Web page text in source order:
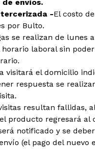
envíos.
-El costo
por Bulto.
se realizan de lunes
laboral sin
visitará el domicilio
respuesta se
resultan fallidas,
producto regresará al
notificado y se
(el pago del nuevo